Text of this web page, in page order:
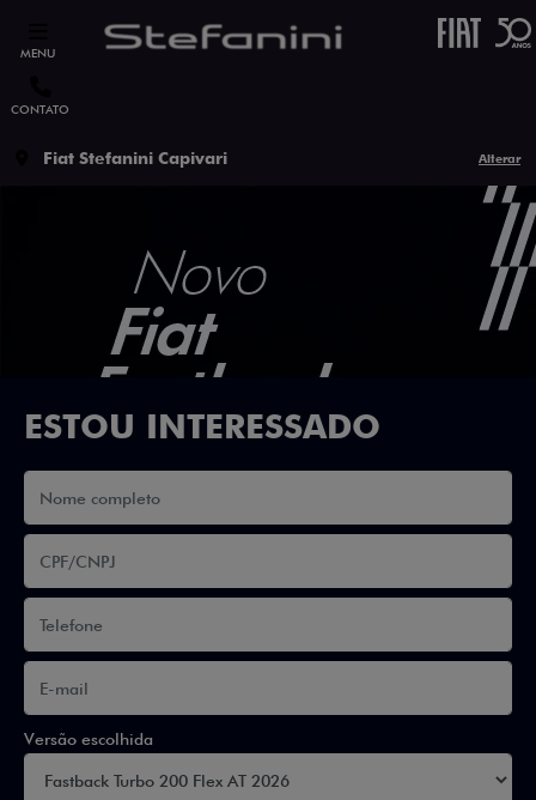
MENU
CONTATO
Fiat Stefanini Capivari Alterar
ESTOU INTERESSADO
Versão escolhida